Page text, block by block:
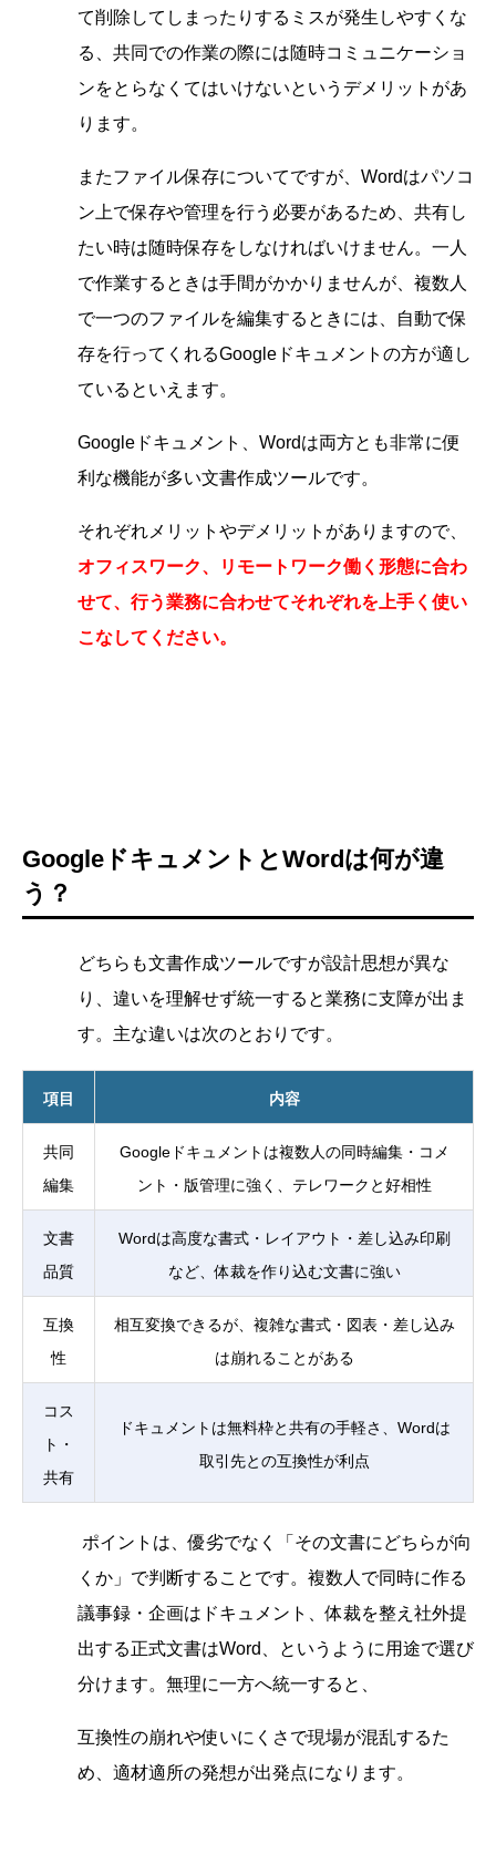
て削除してしまったりするミスが発生しやすくな
る、共同での作業の際には随時コミュニケーショ
ンをとらなくてはいけないというデメリットがあ
ります。
またファイル保存についてですが、Wordはパソコ
ン上で保存や管理を行う必要があるため、共有し
たい時は随時保存をしなければいけません。一人
で作業するときは手間がかかりませんが、複数人
で一つのファイルを編集するときには、自動で保
存を行ってくれるGoogleドキュメントの方が適し
ているといえます。
Googleドキュメント、Wordは両方とも非常に便
利な機能が多い文書作成ツールです。
それぞれメリットやデメリットがありますので、
オフィスワーク、リモートワーク働く形態に合わ
せて、行う業務に合わせてそれぞれを上手く使い
こなしてください。
GoogleドキュメントとWordは何が違
う？
どちらも文書作成ツールですが設計思想が異な
り、違いを理解せず統一すると業務に支障が出ま
す。主な違いは次のとおりです。
項目 内容
共同
編集
Googleドキュメントは複数人の同時編集・コメ
ント・版管理に強く、テレワークと好相性
文書
品質
Wordは高度な書式・レイアウト・差し込み印刷
など、体裁を作り込む文書に強い
互換
性
相互変換できるが、複雑な書式・図表・差し込み
は崩れることがある
コス
ト・
共有
ドキュメントは無料枠と共有の手軽さ、Wordは
取引先との互換性が利点
ポイントは、優劣でなく「その文書にどちらが向
くか」で判断することです。複数人で同時に作る
議事録・企画はドキュメント、体裁を整え社外提
出する正式文書はWord、というように用途で選び
分けます。無理に一方へ統一すると、
互換性の崩れや使いにくさで現場が混乱するた
め、適材適所の発想が出発点になります。